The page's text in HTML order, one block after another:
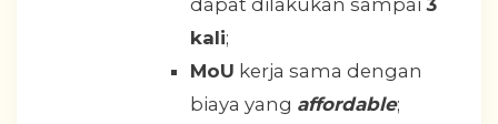
kali;
MoU kerja sama dengan
biaya yang affordable;